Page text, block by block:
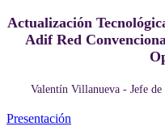
Actualización
Adif Red
Valentín Villanueva - Jefe
Presentación